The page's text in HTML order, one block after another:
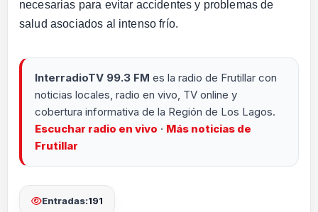
necesarias para evitar accidentes y problemas de
salud asociados al intenso frío.
InterradioTV 99.3 FM es la radio de Frutillar con
noticias locales, radio en vivo, TV online y
cobertura informativa de la Región de Los Lagos.
Escuchar radio en vivo · Más noticias de
Frutillar
Entradas:191